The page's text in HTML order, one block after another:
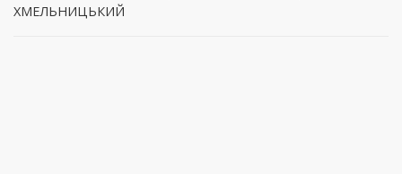
ХМЕЛЬНИЦЬКИЙ